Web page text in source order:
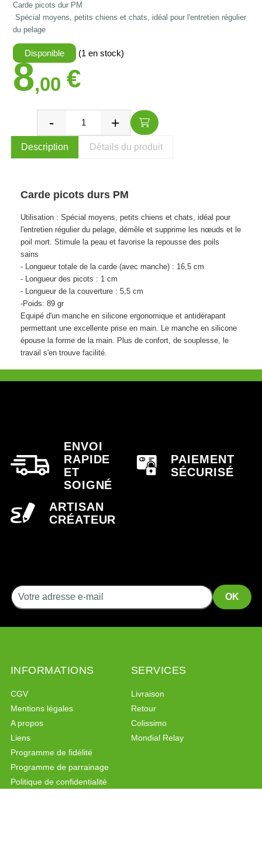
Carde picots dur PM
Spécial moyens, petits chiens et chats, idéal pour l'entretien régulier
du pelage
Disponible (1 en stock)
8,00 €
Description Détails du produit
Carde picots durs PM
Utilisation : Spécial moyens, petits chiens et chats, idéal pour
l'entretien régulier du pelage, démêle et supprime les nœuds et le
poil mort. Stimule la peau et favorise la repousse des poils
sains
- Longueur totale de la carde (avec manche) : 16,5 cm
- Longueur des picots : 1 cm
- Longueur de la couverture : 5,5 cm
-Poids: 89 gr
Equipé d'un manche en silicone ergonomique et antidérapant
permettant une excellente prise en main. Le manche en silicone
épouse la forme de la main. Plus de confort, de souplesse, le
travail s'en trouve facilité.
ENVOI
RAPIDE
ET
SOIGNÉ
PAIEMENT
SÉCURISÉ
ARTISAN
CRÉATEUR
INFORMATIONS
CGV
Mentions légales
A propos
Liens
Programme de fidélité
Programme de parrainage
Politique de confidentialité
SERVICES
Livraison
Retour
Colissimo
Mondial Relay